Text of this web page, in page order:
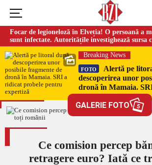
Focar de legioneloză în Elveția! O persoană a
sunt infectate. Autoritățile investighează sursa
Breaking News
FOTO
Alertă pe
descoperirea unor
dronă în Mamaia.
pentru expertiză
GALERIE FOTO 5
Ce comision percep
retragere euro? Iată ce